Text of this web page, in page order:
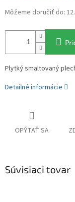
Môžeme doručiť do:
Plytký smaltovaný
Detailné informácie
OPÝTAŤ SA
Súvisiaci tovar